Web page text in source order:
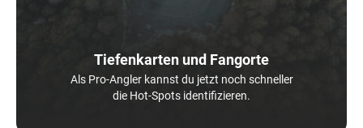
Tiefenkarten und Fangorte
Als Pro-Angler kannst du jetzt noch schneller
die Hot-Spots identifizieren.